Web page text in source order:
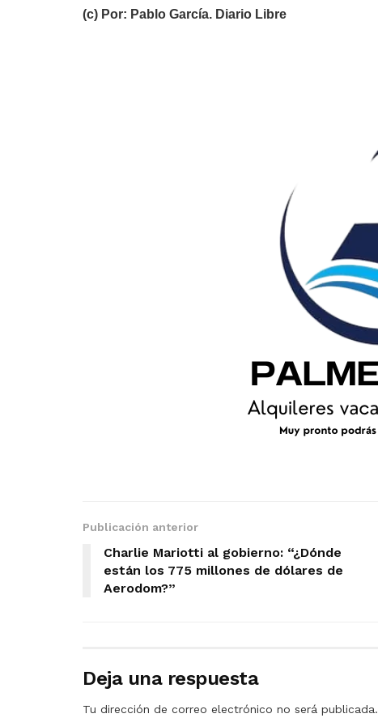
(c) Por: Pablo García. Diario Libre
Publicación anterior
Charlie Mariotti al gobierno: “¿Dónde
están los 775 millones de dólares de
Aerodom?”
Deja una respuesta
Tu dirección de correo electrónico no será publicada.